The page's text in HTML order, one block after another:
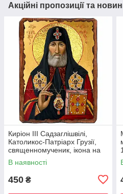
Акційні пропозиції та
Киріон III Садзаглішвілі,
Католикос-Патріарх Грузії,
священномученик, ікона на
дереві 130х170 мм (П-4544-
1)
В наявності
450 ₴